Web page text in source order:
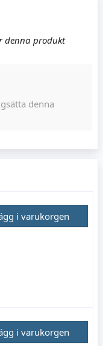
denna produkt
denna
i varukorgen
i varukorgen